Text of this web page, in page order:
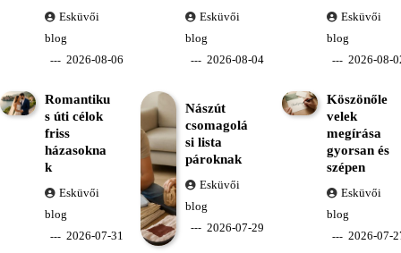
Esküvői
blog
2026-08-06
Esküvői
blog
2026-08-04
Esküvői
blog
2026-08-
Romantiku
s úti célok
friss
házasokna
k
Esküvői
blog
2026-07-31
Nászút
csomagolá
si lista
pároknak
Esküvői
blog
2026-07-29
Köszönőle
velek
megírása
gyorsan és
szépen
Esküvői
blog
2026-07-